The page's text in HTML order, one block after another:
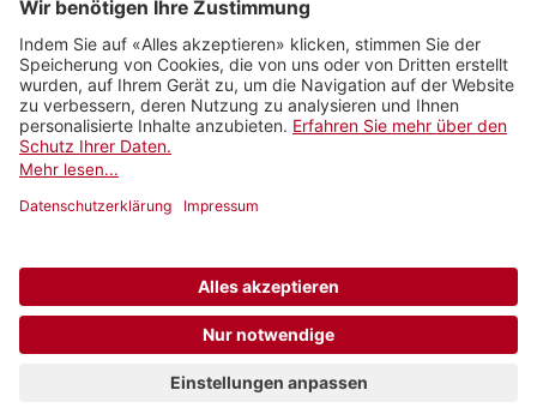
Kontakt
Impressum
Rechtliches
Netiquette
Newsletter abonnieren